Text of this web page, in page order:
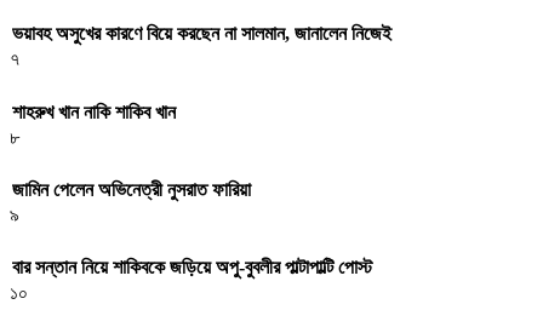
ভয়াবহ অসুখের কারণে বিয়ে করছেন না সালমান, জানালেন নিজেই
৭
শাহরুখ খান নাকি শাকিব খান
৮
জামিন পেলেন অভিনেত্রী নুসরাত ফারিয়া
৯
বার সন্তান নিয়ে শাকিবকে জড়িয়ে অপু-বুবলীর পাল্টাপাল্টি পোস্ট
১০